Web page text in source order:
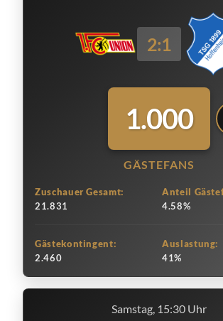
2:1
1.000
GÄSTEFANS
Zuschauer Gesamt:
21.831
Anteil
4.58%
Gästekontingent:
2.460
Auslastung:
41%
Samstag, 15:30 Uhr